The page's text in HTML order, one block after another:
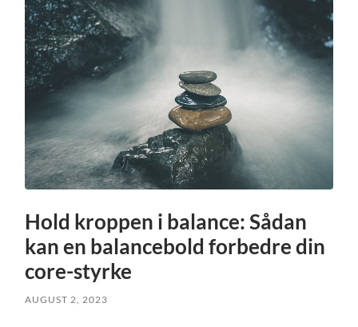
Hold kroppen i balance: Sådan
kan en balancebold forbedre din
core-styrke
AUGUST 2, 2023